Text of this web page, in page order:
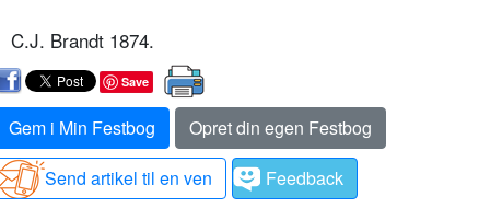
C.J. Brandt 1874.
Save
Gem i Min Festbog
Opret din egen Festbog
Send artikel til en ven
Feedback